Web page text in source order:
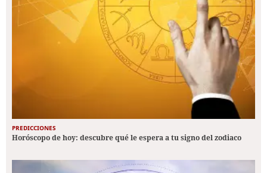
PREDICCIONES
Horóscopo de hoy: descubre qué le espera a tu signo del zodiaco